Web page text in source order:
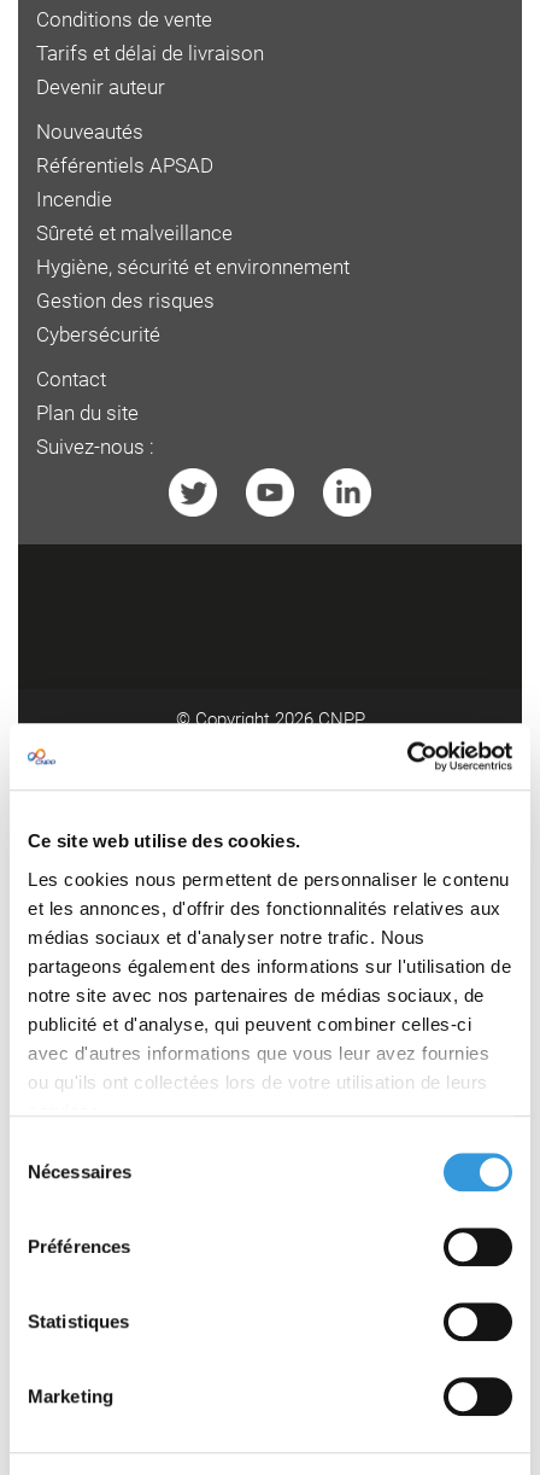
Ce site web utilise des cookies.
Les cookies nous permettent de personnaliser le contenu
et les annonces, d'offrir des fonctionnalités relatives aux
médias sociaux et d'analyser notre trafic. Nous
partageons également des informations sur l'utilisation de
notre site avec nos partenaires de médias sociaux, de
publicité et d'analyse, qui peuvent combiner celles-ci
avec d'autres informations que vous leur avez fournies
ou qu'ils ont collectées lors de votre utilisation de leurs
Nécessaires
Préférences
Statistiques
Marketing
Conditions de vente
Tarifs et délai de livraison
Devenir auteur
Nouveautés
Référentiels APSAD
Incendie
Sûreté et malveillance
Hygiène, sécurité et environnement
Gestion des risques
Cybersécurité
Contact
Plan du site
Suivez-nous :
© Copyright 2026CNPP
OK